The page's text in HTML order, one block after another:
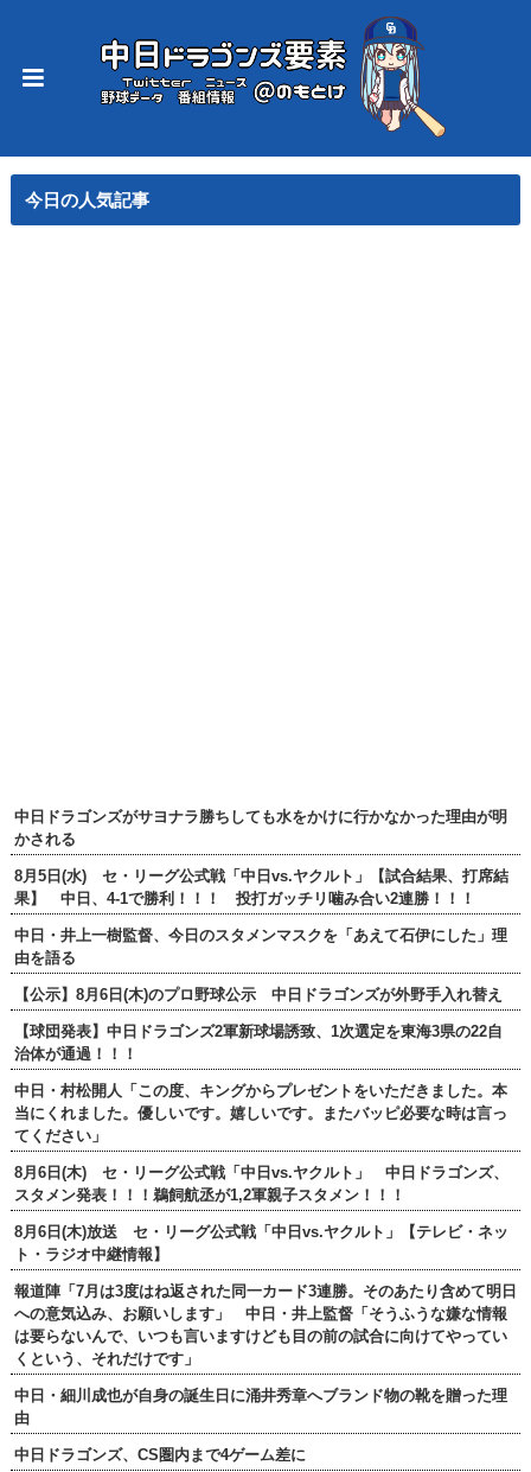
今日の人気記事
中日ドラゴンズがサヨナラ勝ちしても水をかけに行かなかった理由が明
かされる
8月5日(水) セ・リーグ公式戦「中日vs.ヤクルト」【試合結果、打席結
果】 中日、4-1で勝利！！！ 投打ガッチリ噛み合い2連勝！！！
中日・井上一樹監督、今日のスタメンマスクを「あえて石伊にした」理
由を語る
【公示】8月6日(木)のプロ野球公示 中日ドラゴンズが外野手入れ替え
【球団発表】中日ドラゴンズ2軍新球場誘致、1次選定を東海3県の22自
治体が通過！！！
中日・村松開人「この度、キングからプレゼントをいただきました。本
当にくれました。優しいです。嬉しいです。またバッピ必要な時は言っ
てください」
8月6日(木) セ・リーグ公式戦「中日vs.ヤクルト」 中日ドラゴンズ、
スタメン発表！！！鵜飼航丞が1,2軍親子スタメン！！！
8月6日(木)放送 セ・リーグ公式戦「中日vs.ヤクルト」【テレビ・ネッ
ト・ラジオ中継情報】
報道陣「7月は3度はね返された同一カード3連勝。そのあたり含めて明日
への意気込み、お願いします」 中日・井上監督「そうふうな嫌な情報
は要らないんで、いつも言いますけども目の前の試合に向けてやってい
くという、それだけです」
中日・細川成也が自身の誕生日に涌井秀章へブランド物の靴を贈った理
由
中日ドラゴンズ、CS圏内まで4ゲーム差に